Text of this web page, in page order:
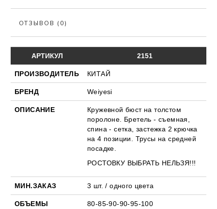
ОТЗЫВОВ (0)
АРТИКУЛ 2151
ПРОИЗВОДИТЕЛЬ КИТАЙ
БРЕНД Weiyesi
ОПИСАНИЕ
Кружевной бюст на толстом
поролоне. Бретель - съемная,
спина - сетка, застежка 2 крючка
на 4 позиции. Трусы на средней
посадке.
РОСТОВКУ ВЫБРАТЬ НЕЛЬЗЯ!!!
МИН.ЗАКАЗ 3 шт. / одного цвета
ОБЪЕМЫ 80-85-90-90-95-100